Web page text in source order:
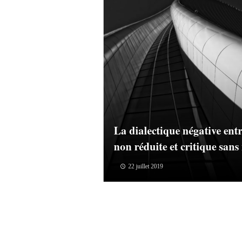
La dialectique négative
non réduite et critique sans
22 juillet 2019